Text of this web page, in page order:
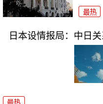
最热
日本设情报局：中日